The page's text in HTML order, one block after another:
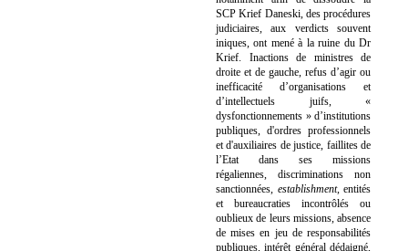
SCP Krief Daneski, des procédures
judiciaires, aux verdicts souvent
iniques, ont mené à la ruine du Dr
Krief. Inactions de ministres de
droite et de gauche, refus d’agir ou
inefficacité d’organisations et
d’intellectuels juifs, «
dysfonctionnements » d’institutions
publiques, d'ordres professionnels
et d'auxiliaires de justice, faillites de
l’Etat dans ses missions
régaliennes, discriminations non
sanctionnées, establishment, entités
et bureaucraties incontrôlés ou
oublieux de leurs missions, absence
de mises en jeu de responsabilités
publiques, intérêt général dédaigné,